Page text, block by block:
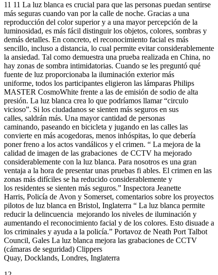
11 11 La luz blanca es crucial para que las personas puedan sentirse
más seguras cuando van por la calle de noche. Gracias a una
reproducción del color superior y a una mayor percepción de la
luminosidad, es más fácil distinguir los objetos, colores, sombras y
demás detalles. En concreto, el reconocimiento facial es más
sencillo, incluso a distancia, lo cual permite evitar considerablemente
la ansiedad. Tal como demuestra una prueba realizada en China, no
hay zonas de sombra intimidatorias. Cuando se les preguntó qué
fuente de luz proporcionaba la iluminación exterior más
uniforme, todos los participantes eligieron las lámparas Philips
MASTER CosmoWhite frente a las de emisión de sodio de alta
presión. La luz blanca crea lo que podríamos llamar “circulo
vicioso”. Si los ciudadanos se sienten más seguros en sus
calles, saldrán más. Una mayor cantidad de personas
caminando, paseando en bicicleta y jugando en las calles las
convierte en más acogedoras, menos inhóspitas, lo que debería
poner freno a los actos vandálicos y el crimen. “ La mejora de la
calidad de imagen de las grabaciones de CCTV ha mejorado
considerablemente con la luz blanca. Para nosotros es una gran
ventaja a la hora de presentar unas pruebas fi ables. El crimen en las
zonas más difíciles se ha reducido considerablemente y
los residentes se sienten más seguros.” Inspectora Jeanette
Harris, Policía de Avon y Somerset, comentarios sobre los proyectos
pilotos de luz blanca en Bristol, Inglaterra “ La luz blanca permite
reducir la delincuencia mejorando los niveles de iluminación y
aumentando el reconocimiento facial y de los colores. Esto disuade a
los criminales y ayuda a la policía.” Portavoz de Neath Port Talbot
Council, Gales La luz blanca mejora las grabaciones de CCTV
(cámaras de seguridad) Clippers
Quay, Docklands, Londres, Inglaterra